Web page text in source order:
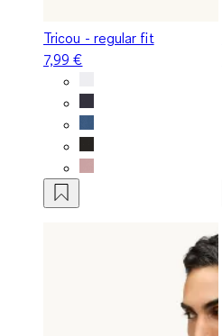
Tricou - regular fit
7,99 €